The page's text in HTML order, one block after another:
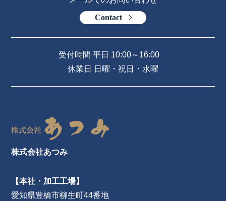
株式会社あつみ
【本社・加工工場】
愛知県豊橋市柳生町44番地
Contact
受付時間 平日 10:00～16:00
休業日 日曜・祝日・水曜